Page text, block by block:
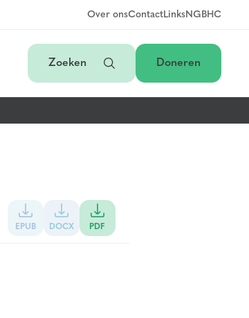
Over onsContactLinksNGBHC
Zoeken Doneren
EPUB DOCX PDF